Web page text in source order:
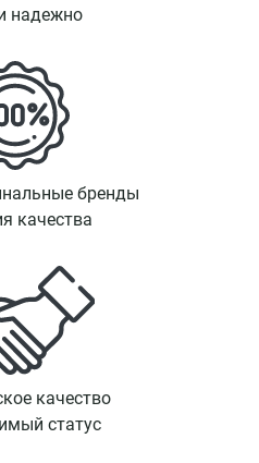
надежно
бренды
качества
качество
статус